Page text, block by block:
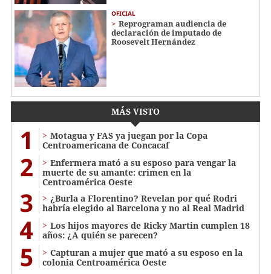
OFICIAL
Reprograman audiencia de
declaración de imputado de
Roosevelt Hernández
MÁS VISTO
1
Motagua y FAS ya juegan por la Copa
Centroamericana de Concacaf
2
Enfermera mató a su esposo para vengar la
muerte de su amante: crimen en la
Centroamérica Oeste
3
¿Burla a Florentino? Revelan por qué Rodri
habría elegido al Barcelona y no al Real Madrid
4
Los hijos mayores de Ricky Martin cumplen 18
años: ¿A quién se parecen?
5
Capturan a mujer que mató a su esposo en la
colonia Centroamérica Oeste